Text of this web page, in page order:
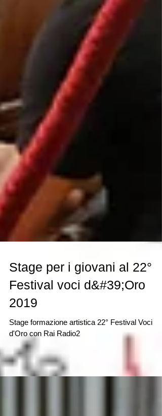
Stage per i giovani al 22°
Festival voci d&#39;Oro
2019
Stage formazione artistica 22° Festival Voci
d'Oro con Rai Radio2